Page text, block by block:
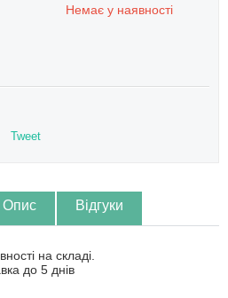
Немає у наявності
Tweet
Опис Відгуки
на складі.
до 5 днів